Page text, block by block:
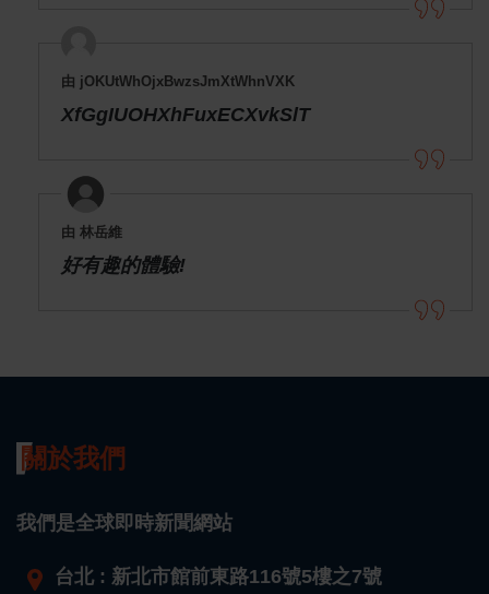
由 jOKUtWhOjxBwzsJmXtWhnVXK
XfGgIUOHXhFuxECXvkSlT
由 林岳維
好有趣的體驗!
關於我們
我們是全球即時新聞網站
台北 : 新北市館前東路116號5樓之7號